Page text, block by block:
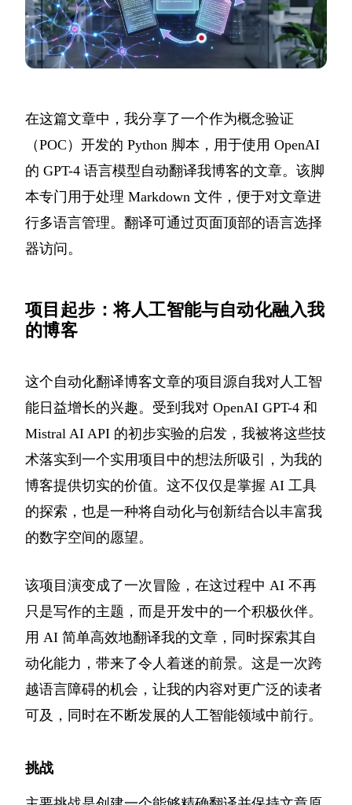
在这篇文章中，我分享了一个作为概念验证
（POC）开发的 Python 脚本，用于使用 OpenAI
的 GPT-4 语言模型自动翻译我博客的文章。该脚
本专门用于处理 Markdown 文件，便于对文章进
行多语言管理。翻译可通过页面顶部的语言选择
器访问。
项目起步：将人工智能与自动化融入我
的博客
这个自动化翻译博客文章的项目源自我对人工智
能日益增长的兴趣。受到我对 OpenAI GPT-4 和
Mistral AI API 的初步实验的启发，我被将这些技
术落实到一个实用项目中的想法所吸引，为我的
博客提供切实的价值。这不仅仅是掌握 AI 工具
的探索，也是一种将自动化与创新结合以丰富我
的数字空间的愿望。
该项目演变成了一次冒险，在这过程中 AI 不再
只是写作的主题，而是开发中的一个积极伙伴。
用 AI 简单高效地翻译我的文章，同时探索其自
动化能力，带来了令人着迷的前景。这是一次跨
越语言障碍的机会，让我的内容对更广泛的读者
可及，同时在不断发展的人工智能领域中前行。
挑战